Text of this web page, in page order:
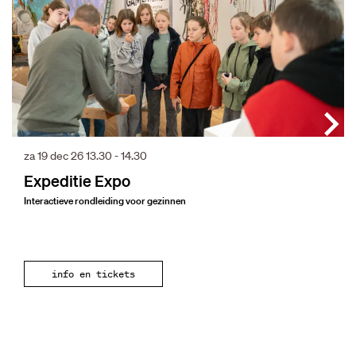
Expeditie Expo
Interactieve rondleiding voor gezinnen
za 19 dec 2613.30 - 14.30
info en tickets